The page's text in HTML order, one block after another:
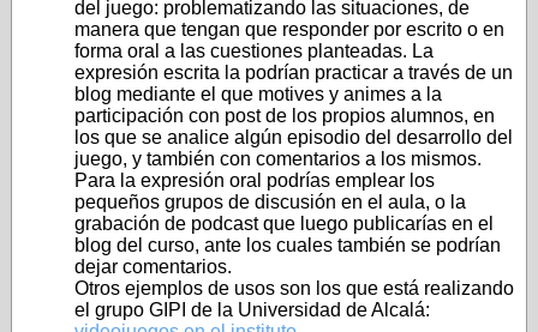
del juego: problematizando las situaciones, de
manera que tengan que responder por escrito o en
forma oral a las cuestiones planteadas. La
expresión escrita la podrían practicar a través de un
blog mediante el que motives y animes a la
participación con post de los propios alumnos, en
los que se analice algún episodio del desarrollo del
juego, y también con comentarios a los mismos.
Para la expresión oral podrías emplear los
pequeños grupos de discusión en el aula, o la
grabación de podcast que luego publicarías en el
blog del curso, ante los cuales también se podrían
dejar comentarios.
Otros ejemplos de usos son los que está realizando
el grupo GIPI de la Universidad de Alcalá: